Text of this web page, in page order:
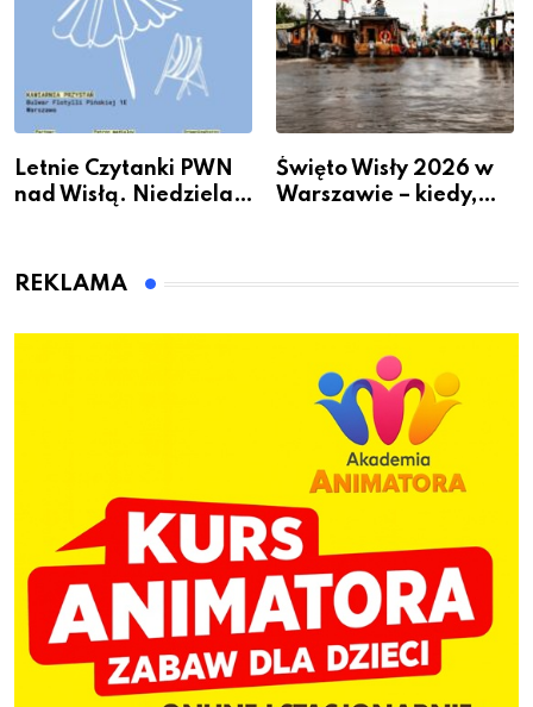
Letnie Czytanki PWN
nad Wisłą. Niedziela z
Święto Wisły 2026 w
Warszawie – kiedy,
REKLAMA